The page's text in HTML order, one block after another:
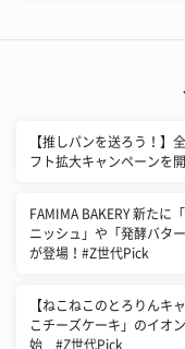
【推しパンを送ろう！】
フト拡大キャンペーンを
FAMIMA BAKERY 新たに
ニッシュ」や「発酵バタ
が登場！#Z世代Pick
【ねこねこのとろりんキ
こチーズケーキ」のイオ
始 #Z世代Pick